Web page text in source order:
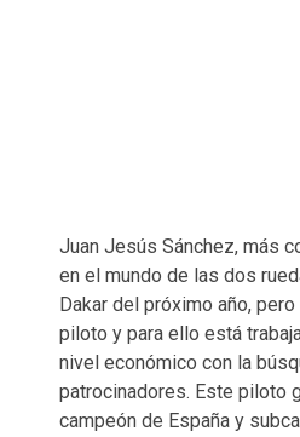
Juan Jesús Sánchez, más
en el mundo de las dos
Dakar del próximo año,
piloto y para ello está
nivel económico con la
patrocinadores. Este piloto
campeón de España y